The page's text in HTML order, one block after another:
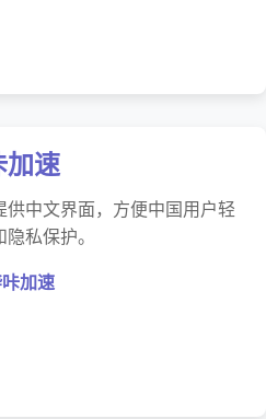
加速
中文界面，方便中国用户轻
私保护。
加速